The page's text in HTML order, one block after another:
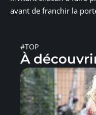
avant de franchir la
#TOP
À